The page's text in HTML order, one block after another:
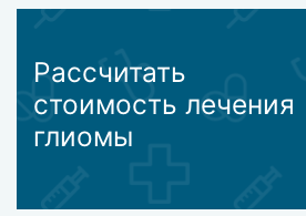
Рассчитать
стоимость лечения
глиомы